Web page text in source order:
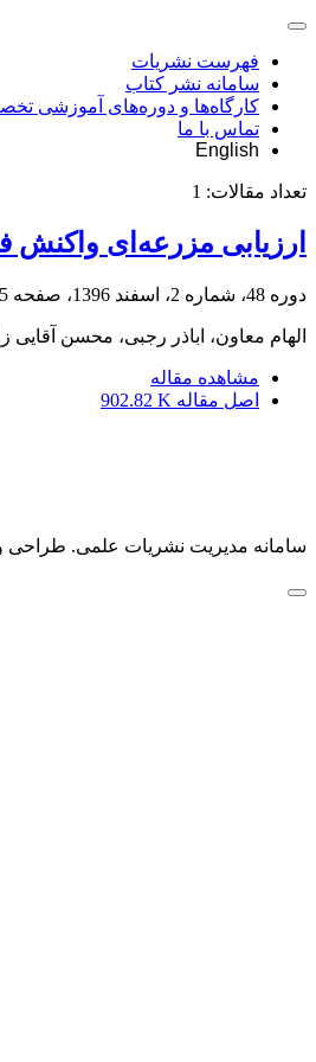
فهرست نشریات
سامانه نشر کتاب
کارگاه‌ها و دوره‌های آموزشی
تماس با ما
English
تعداد مقالات: 1
ارزیابی مزرعه‌ای
دوره 48، شماره 2، اسفند 1396، صفحه
الهام معاون، اباذر رجبی، محسن آقایی
مشاهده مقاله
اصل مقاله 902.82 K
سامانه مدیریت نشریات علمی. طراحی و